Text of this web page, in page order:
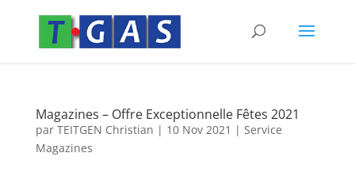
Magazines – Offre Exceptionnelle Fêtes 2021
par TEITGEN Christian | 10 Nov 2021 | Service
Magazines